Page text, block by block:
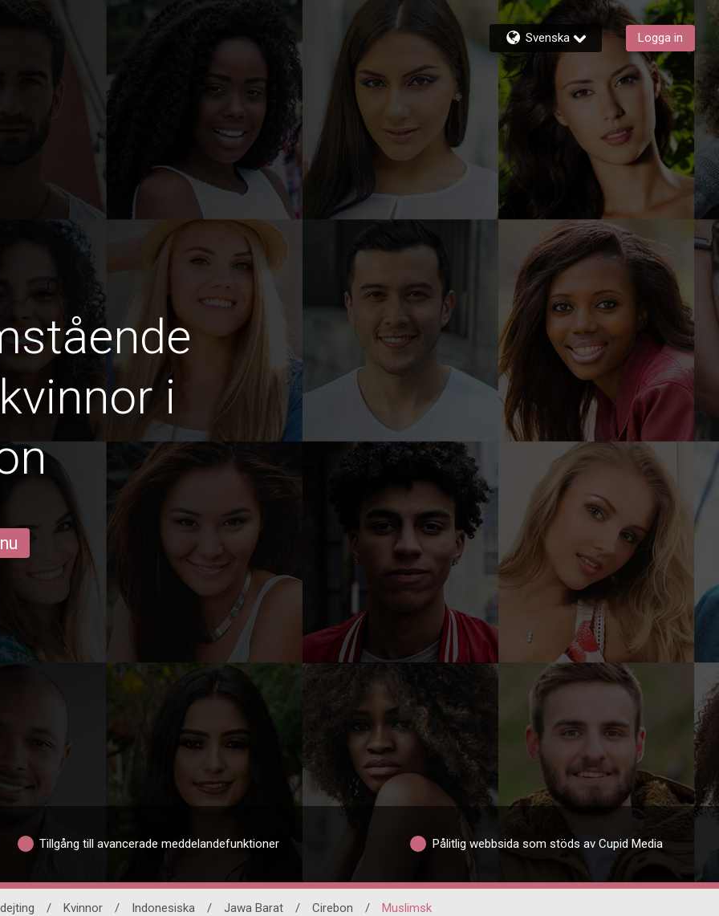
Svenska Logga in
i
Tillgång till avancerade meddelandefunktioner Pålitlig webbsida som stöds av Cupid Media
/ Kvinnor / Indonesiska / Jawa Barat / Cirebon / Muslimsk